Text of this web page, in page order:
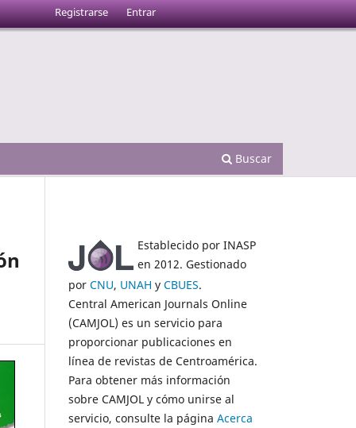
Buscar
Registrarse Entrar
Establecido por INASP
en 2012. Gestionado
por CNU, UNAH y CBUES.
Central American Journals Online
(CAMJOL) es un servicio para
proporcionar publicaciones en
línea de revistas de Centroamérica.
Para obtener más información
sobre CAMJOL y cómo unirse al
servicio, consulte la página Acerca